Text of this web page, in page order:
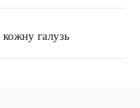
галузь